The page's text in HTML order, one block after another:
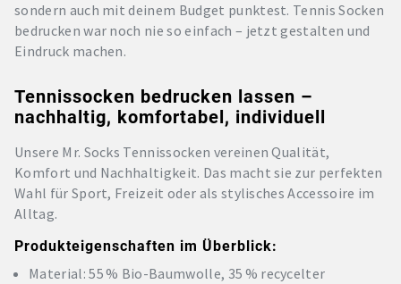
sondern auch mit deinem Budget punktest. Tennis Socken
bedrucken war noch nie so einfach – jetzt gestalten und
Eindruck machen.
Tennissocken bedrucken lassen –
nachhaltig, komfortabel, individuell
Unsere Mr. Socks Tennissocken vereinen Qualität,
Komfort und Nachhaltigkeit. Das macht sie zur perfekten
Wahl für Sport, Freizeit oder als stylisches Accessoire im
Alltag.
Produkteigenschaften im Überblick:
Material: 55 % Bio-Baumwolle, 35 % recycelter